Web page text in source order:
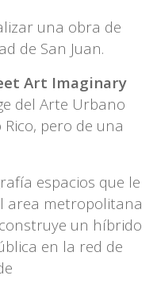
una obra de
de San Juan.
Art Imaginary
del Arte Urbano
pero de una
espacios que le
area metropolitana
un híbrido
en la red de